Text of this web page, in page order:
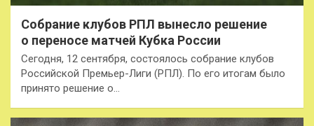
Собрание клубов РПЛ вынесло решение
о переносе матчей Кубка России
Сегодня, 12 сентября, состоялось собрание клубов
Российской Премьер-Лиги (РПЛ). По его итогам было
принято решение о…